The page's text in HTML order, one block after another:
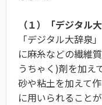
（１）「デジタル
「デジタル大辞泉
に麻糸などの繊維
うちゃく)剤を加え
砂や粘土を加えて
に用いられることが